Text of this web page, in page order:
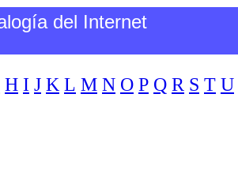
del Internet
H I J K L M N O P Q R S T U